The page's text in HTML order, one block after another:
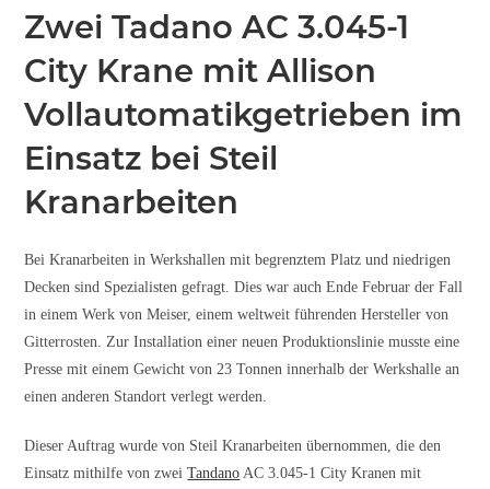
Zwei Tadano AC 3.045-1
City Krane mit Allison
Vollautomatikgetrieben im
Einsatz bei Steil
Kranarbeiten
Bei Kranarbeiten in Werkshallen mit begrenztem Platz und niedrigen
Decken sind Spezialisten gefragt. Dies war auch Ende Februar der Fall
in einem Werk von Meiser, einem weltweit führenden Hersteller von
Gitterrosten. Zur Installation einer neuen Produktionslinie musste eine
Presse mit einem Gewicht von 23 Tonnen innerhalb der Werkshalle an
einen anderen Standort verlegt werden.
Dieser Auftrag wurde von Steil Kranarbeiten übernommen, die den
Einsatz mithilfe von zweiTandano AC 3.045-1 City Kranen mit